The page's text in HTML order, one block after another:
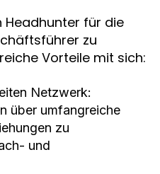
Headhunter für die
zu
Vorteile mit sich:
Netzwerk:
über umfangreiche
zu
und